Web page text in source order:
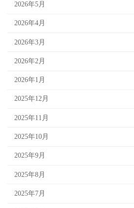
2026年5月
2026年4月
2026年3月
2026年2月
2026年1月
2025年12月
2025年11月
2025年10月
2025年9月
2025年8月
2025年7月